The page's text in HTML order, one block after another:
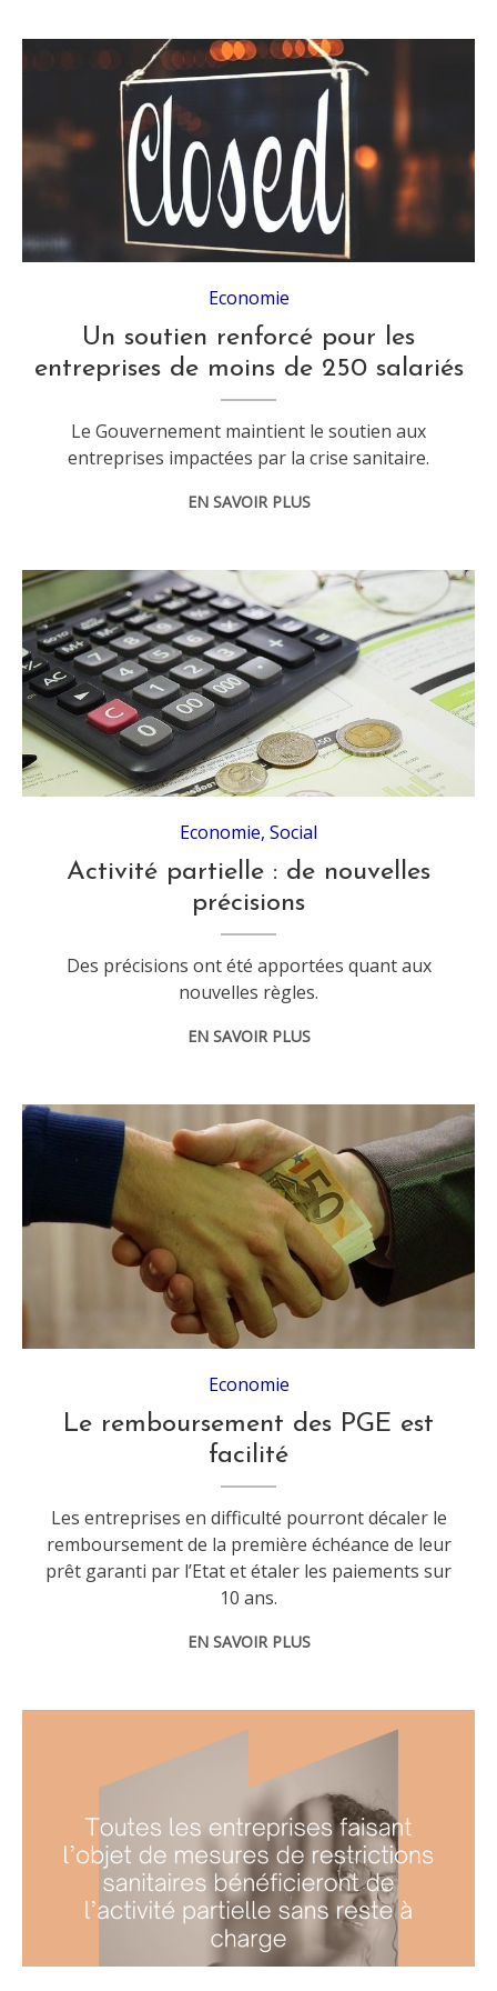
Economie
Un soutien renforcé pour les
entreprises de moins de 250 salariés
Le Gouvernement maintient le soutien aux
entreprises impactées par la crise sanitaire.
EN SAVOIR PLUS
Economie,Social
Activité partielle : de nouvelles
précisions
Des précisions ont été apportées quant aux
nouvelles règles.
EN SAVOIR PLUS
Economie
Le remboursement des PGE est
facilité
Les entreprises en difficulté pourront décaler le
remboursement de la première échéance de leur
prêt garanti par l’Etat et étaler les paiements sur
10 ans.
EN SAVOIR PLUS